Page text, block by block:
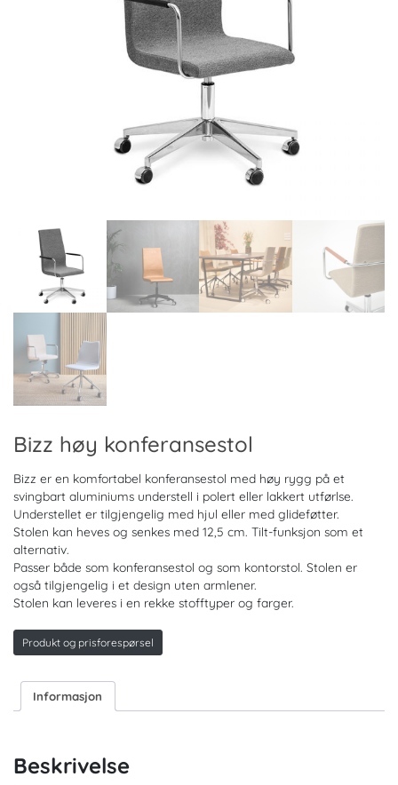
Bizz høy konferansestol
Bizz er en komfortabel konferansestol med høy rygg på et
svingbart aluminiums understell i polert eller lakkert utførlse.
Understellet er tilgjengelig med hjul eller med glideføtter.
Stolen kan heves og senkes med 12,5 cm. Tilt-funksjon som et
alternativ.
Passer både som konferansestol og som kontorstol. Stolen er
også tilgjengelig i et design uten armlener.
Stolen kan leveres i en rekke stofftyper og farger.
Produkt og prisforespørsel
Informasjon
Beskrivelse